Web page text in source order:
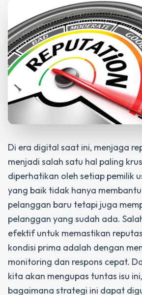
Di era digital saat ini, menjaga
menjadi salah satu hal paling
diperhatikan oleh setiap pemilik
yang baik tidak hanya
pelanggan baru tetapi juga
pelanggan yang sudah ada.
efektif untuk memastikan
kondisi prima adalah dengan
monitoring dan respons cepat.
kita akan mengupas tuntas isu
bagaimana strategi ini dapat